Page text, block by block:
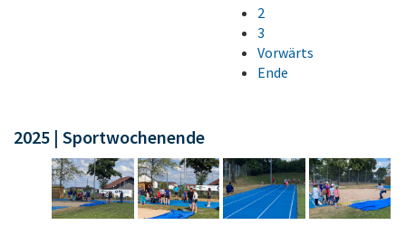
2
3
Vorwärts
Ende
2025 | Sportwochenende